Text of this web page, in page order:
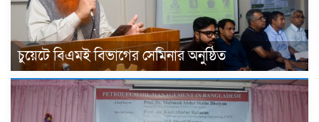
চুয়েটে বিএমই বিভাগের সেমিনার অনুষ্ঠিত